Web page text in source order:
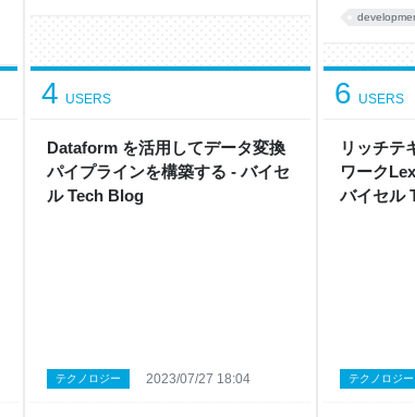
Dataform を活用してデータ変換
パイプラインを構築する - バイセ
ル Tech Blog
4 USERS
テクノロジー 2023/07/27 18:04
リッチテ
ワーク
バイセル
6 USERS
テクノロジー